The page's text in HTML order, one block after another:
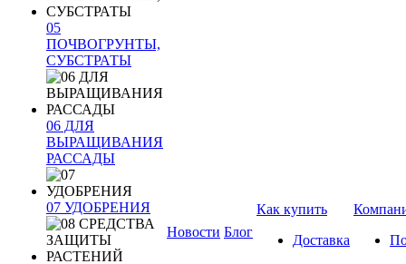
05
ПОЧВОГРУНТЫ,
СУБСТРАТЫ
06 ДЛЯ
ВЫРАЩИВАНИЯ
РАССАДЫ
07 УДОБРЕНИЯ
Новости Блог
Как купить
Доставка